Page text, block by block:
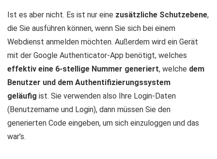
Ist es aber nicht. Es ist nur eine zusätzliche Schutzebene,
die Sie ausführen können, wenn Sie sich bei einem
Webdienst anmelden möchten. Außerdem wird ein Gerät
mit der Google Authenticator-App benötigt, welches
effektiv eine 6-stellige Nummer generiert, welche dem
Benutzer und dem Authentifizierungssystem
geläufig ist. Sie verwenden also Ihre Login-Daten
(Benutzername und Login), dann müssen Sie den
generierten Code eingeben, um sich einzuloggen und das
war’s.